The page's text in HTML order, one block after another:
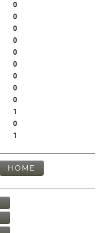
0
0
0
0
0
0
0
0
0
1
0
1
HOME